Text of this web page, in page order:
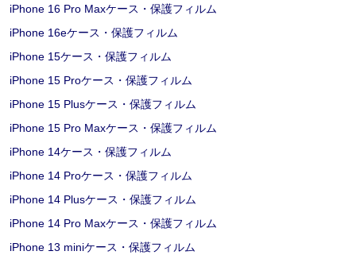
iPhone 16 Pro Maxケース・保護フィルム
iPhone 16eケース・保護フィルム
iPhone 15ケース・保護フィルム
iPhone 15 Proケース・保護フィルム
iPhone 15 Plusケース・保護フィルム
iPhone 15 Pro Maxケース・保護フィルム
iPhone 14ケース・保護フィルム
iPhone 14 Proケース・保護フィルム
iPhone 14 Plusケース・保護フィルム
iPhone 14 Pro Maxケース・保護フィルム
iPhone 13 miniケース・保護フィルム